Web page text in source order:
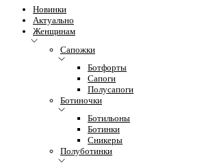
Новинки
Актуально
Женщинам
Сапожки
Ботфорты
Сапоги
Полусапоги
Ботиночки
Ботильоны
Ботинки
Сникеры
Полуботинки